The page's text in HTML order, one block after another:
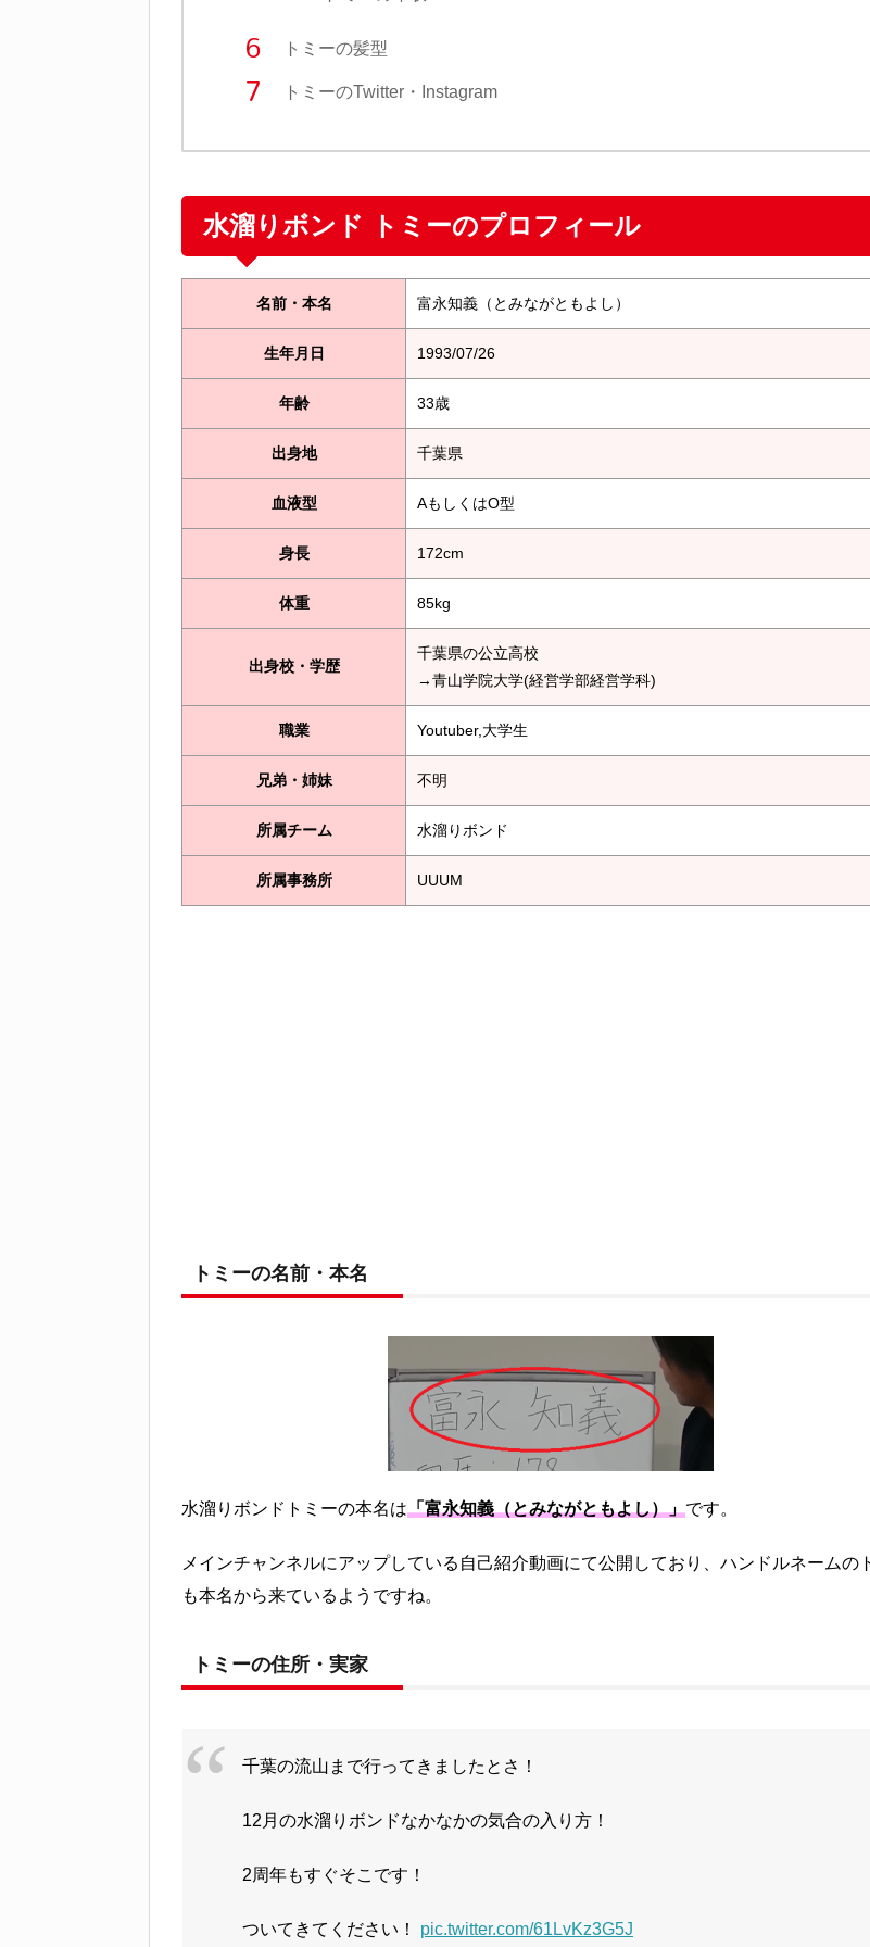
トミーの髪型
トミーのTwitter・Instagram
水溜りボンド トミーのプロフィール
名前・本名 富永知義（とみながともよし）
生年月日 1993/07/26
年齢 33歳
出身地 千葉県
血液型 AもしくはO型
身長 172cm
体重 85kg
出身校・学歴
千葉県の公立高校
→青山学院大学(経営学部経営学科)
職業 Youtuber,大学生
兄弟・姉妹 不明
所属チーム 水溜りボンド
所属事務所 UUUM
トミーの名前・本名
水溜りボンドトミーの本名は「富永知義（とみながともよし）」です。
メインチャンネルにアップしている自己紹介動画にて公開しており、ハンドルネームの
も本名から来ているようですね。
トミーの住所・実家
千葉の流山まで行ってきましたとさ！
12月の水溜りボンドなかなかの気合の入り方！
2周年もすぐそこです！
ついてきてください！ pic.twitter.com/61LvKz3G5J